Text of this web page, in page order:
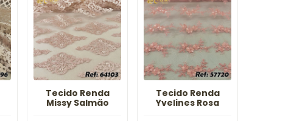
Tecido Renda
Missy Salmão
Tecido Renda
Yvelines Rosa